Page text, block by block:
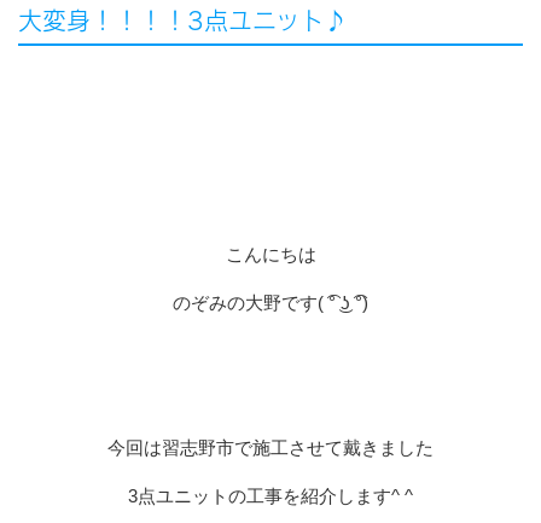
大変身！！！！3点ユニット♪
こんにちは
のぞみの大野です( ͡° ͜ʖ ͡°)
今回は習志野市で施工させて戴きました
3点ユニットの工事を紹介します^ ^